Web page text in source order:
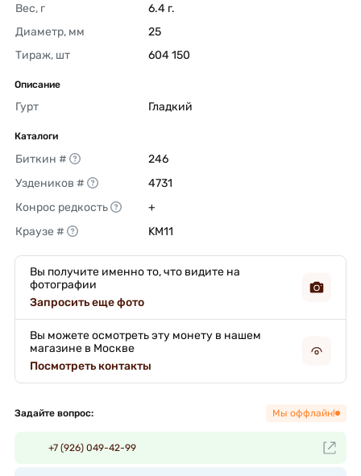
Вес, г
6.4 г.
Диаметр, мм
25
Тираж, шт
604 150
Описание
Гурт Гладкий
Каталоги
Биткин #
246
Уздеников #
4731
Конрос редкость
+
Краузе #
KM11
Вы получите именно то, что видите на
фотографии
Запросить еще фото
Вы можете осмотреть эту монету в нашем
магазине в Москве
Посмотреть контакты
Задайте вопрос: Мы оффлайн!
+7 (926) 049-42-99